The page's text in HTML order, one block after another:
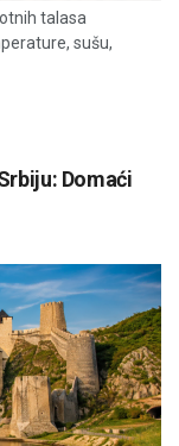
talasa
sušu,
Domaći